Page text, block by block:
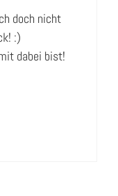
doch nicht
:)
dabei bist!